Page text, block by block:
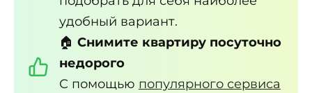
удобный вариант.
🏠 Снимите квартиру посуточно
недорого
С помощью популярного сервиса